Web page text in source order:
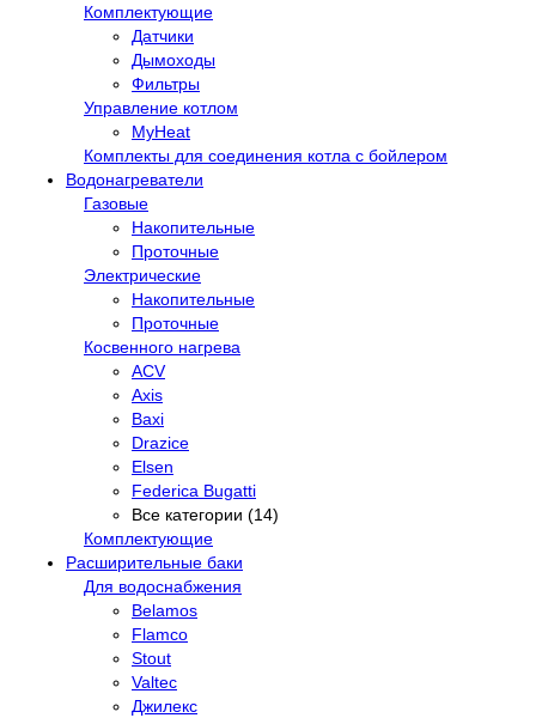
Комплектующие
Датчики
Дымоходы
Фильтры
Управление котлом
MyHeat
Комплекты для соединения котла с бойлером
Водонагреватели
Газовые
Накопительные
Проточные
Электрические
Накопительные
Проточные
Косвенного нагрева
ACV
Axis
Baxi
Drazice
Elsen
Federica Bugatti
Все категории (14)
Комплектующие
Расширительные баки
Для водоснабжения
Belamos
Flamco
Stout
Valtec
Джилекс